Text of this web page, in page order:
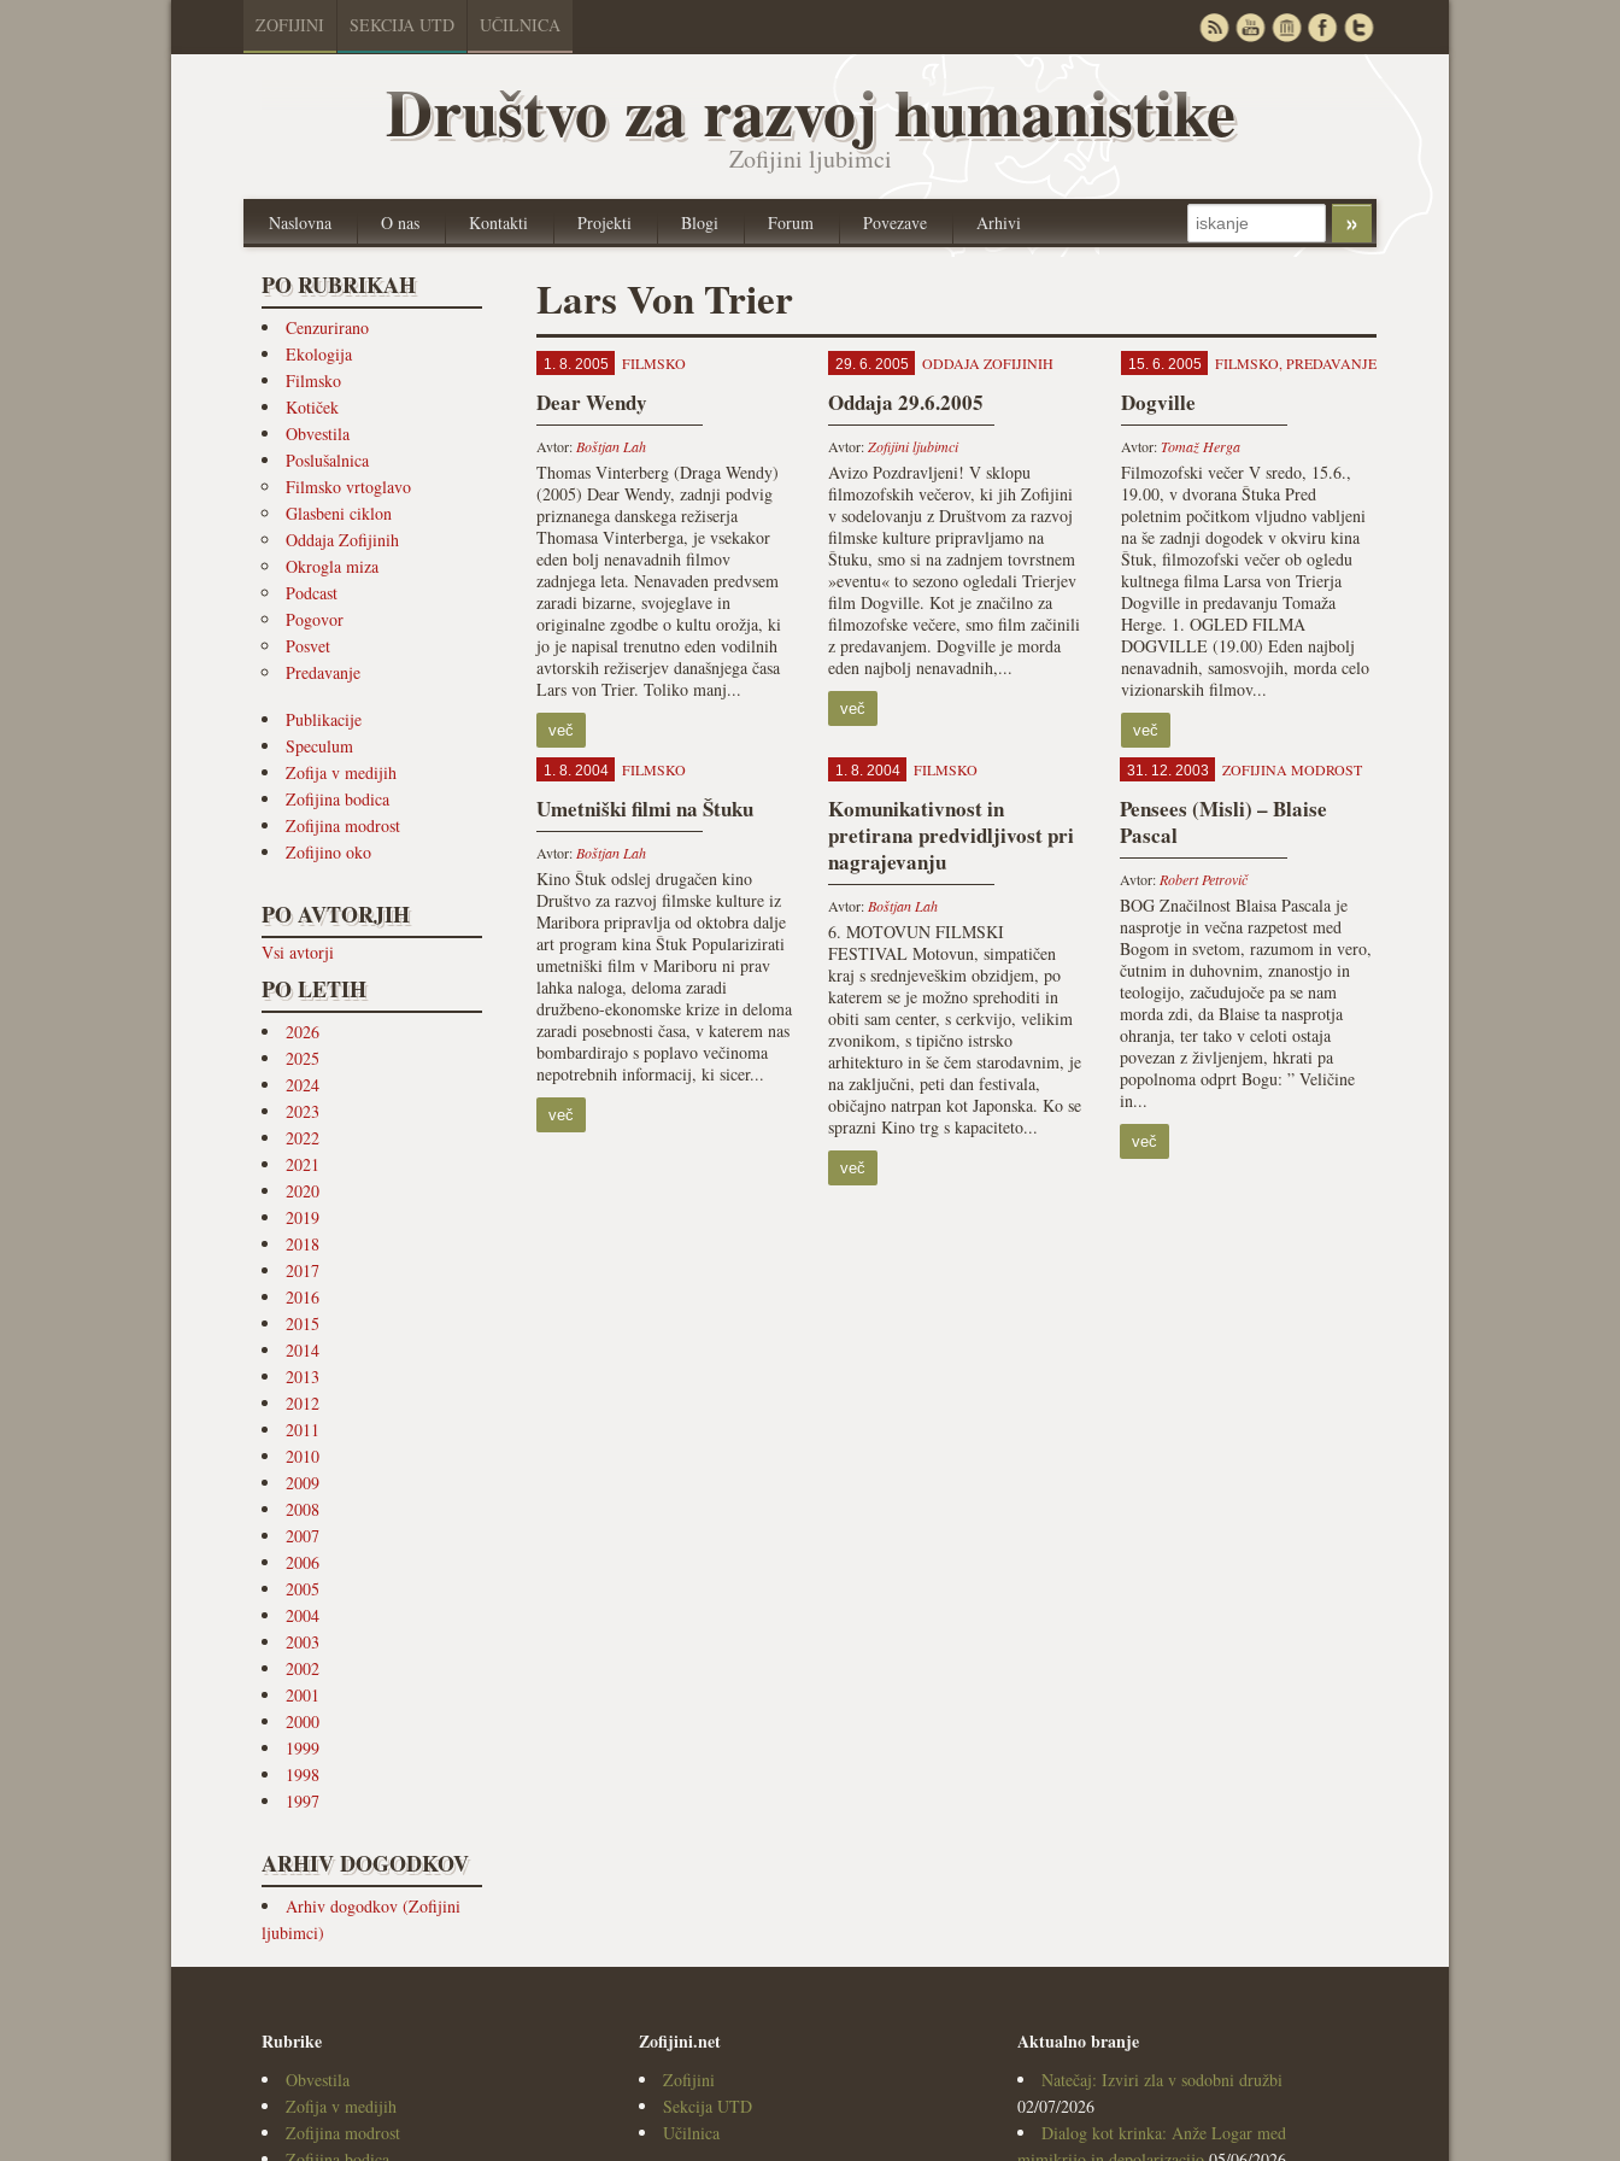
ZOFIJINI SEKCIJA UTD UČILNICA
Društvo za razvoj humanistike
Zofijini ljubimci
Naslovna O nas Kontakti Projekti Blogi Forum Povezave Arhivi
PO RUBRIKAH
Cenzurirano
Ekologija
Filmsko
Kotiček
Obvestila
Poslušalnica
Filmsko vrtoglavo
Glasbeni ciklon
Oddaja Zofijinih
Okrogla miza
Podcast
Pogovor
Posvet
Predavanje
Publikacije
Speculum
Zofija v medijih
Zofijina bodica
Zofijina modrost
Zofijino oko
PO AVTORJIH
Vsi avtorji
PO LETIH
2026
2025
2024
2023
2022
2021
2020
2019
2018
2017
2016
2015
2014
2013
2012
2011
2010
2009
2008
2007
2006
2005
2004
2003
2002
2001
2000
1999
1998
1997
ARHIV DOGODKOV
Arhiv dogodkov (Zofijini
ljubimci)
Lars Von Trier
1. 8. 2005 FILMSKO
Dear Wendy
Avtor: Boštjan Lah
Thomas Vinterberg (Draga Wendy)
(2005) Dear Wendy, zadnji podvig
priznanega danskega režiserja
Thomasa Vinterberga, je vsekakor
eden bolj nenavadnih filmov
zadnjega leta. Nenavaden predvsem
zaradi bizarne, svojeglave in
originalne zgodbe o kultu orožja, ki
jo je napisal trenutno eden vodilnih
avtorskih režiserjev današnjega časa
Lars von Trier. Toliko manj...
več
29. 6. 2005 ODDAJA ZOFIJINIH
Oddaja 29.6.2005
Avtor:Zofijini ljubimci
Avizo Pozdravljeni! V sklopu
filmozofskih večerov, ki jih Zofijini
v sodelovanju z Društvom za razvoj
filmske kulture pripravljamo na
Štuku, smo si na zadnjem tovrstnem
»eventu« to sezono ogledali Trierjev
film Dogville. Kot je značilno za
filmozofske večere, smo film začinili
z predavanjem. Dogville je morda
eden najbolj nenavadnih,...
več
15. 6. 2005 FILMSKO, PREDAVANJE
Dogville
Avtor:Tomaž Herga
Filmozofski večer V sredo, 15.6.,
19.00, v dvorana Štuka Pred
poletnim počitkom vljudno vabljeni
na še zadnji dogodek v okviru kina
Štuk, filmozofski večer ob ogledu
kultnega filma Larsa von Trierja
Dogville in predavanju Tomaža
Herge. 1. OGLED FILMA
DOGVILLE (19.00) Eden najbolj
nenavadnih, samosvojih, morda celo
vizionarskih filmov...
več
1. 8. 2004 FILMSKO
Umetniški filmi na Štuku
Avtor: Boštjan Lah
Kino Štuk odslej drugačen kino
Društvo za razvoj filmske kulture iz
Maribora pripravlja od oktobra dalje
art program kina Štuk Popularizirati
umetniški film v Mariboru ni prav
lahka naloga, deloma zaradi
družbeno-ekonomske krize in deloma
zaradi posebnosti časa, v katerem nas
bombardirajo s poplavo večinoma
nepotrebnih informacij, ki sicer...
več
1. 8. 2004 FILMSKO
Komunikativnost in
pretirana predvidljivost pri
nagrajevanju
Avtor: Boštjan Lah
6. MOTOVUN FILMSKI
FESTIVAL Motovun, simpatičen
kraj s srednjeveškim obzidjem, po
katerem se je možno sprehoditi in
obiti sam center, s cerkvijo, velikim
zvonikom, s tipično istrsko
arhitekturo in še čem starodavnim, je
na zaključni, peti dan festivala,
običajno natrpan kot Japonska. Ko se
sprazni Kino trg s kapaciteto...
več
31. 12. 2003 ZOFIJINA MODROST
Pensees (Misli) – Blaise
Pascal
Avtor: Robert Petrovič
BOG Značilnost Blaisa Pascala je
nasprotje in večna razpetost med
Bogom in svetom, razumom in vero,
čutnim in duhovnim, znanostjo in
teologijo, začudujoče pa se nam
morda zdi, da Blaise ta nasprotja
ohranja, ter tako v celoti ostaja
povezan z življenjem, hkrati pa
popolnoma odprt Bogu: ” Veličine
in...
več
Rubrike
Obvestila
Zofija v medijih
Zofijina modrost
Zofijini.net
Zofijini
Sekcija UTD
Učilnica
Aktualno branje
Natečaj: Izviri zla v sodobni družbi
02/07/2026
Dialog kot krinka: Anže Logar med